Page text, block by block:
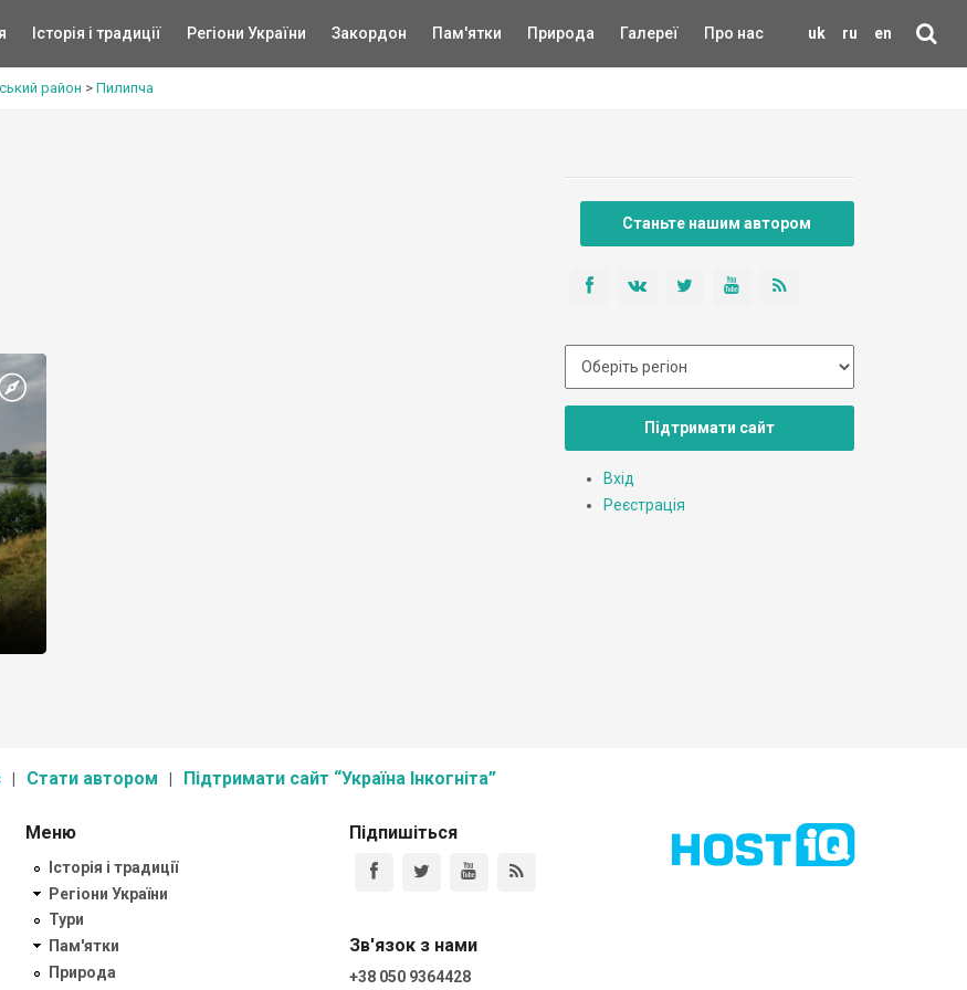
uk ru en
Історія і традиції Регіони України Закордон Пам'ятки Природа Галереї Про нас
район > Пилипча
Станьте нашим автором
Підтримати сайт
Вхід
Реєстрація
Стати автором Підтримати сайт “Україна Інкогніта”
Меню
Історія і традиції
Регіони України
Тури
Пам'ятки
Природа
Підпишіться
Зв'язок з нами
+38 050 9364428